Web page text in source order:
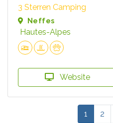
3 Sterren Camping
Neffes
Hautes-Alpes
Website
1 2